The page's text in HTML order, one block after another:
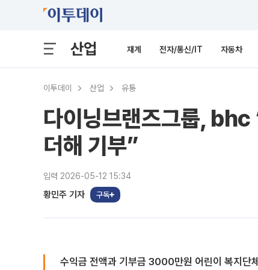
산업 재계 전자/통신/IT 자동차
이투데이 산업 유통
다이닝브랜즈그룹,
더해 기부”
입력 2026-05-12 15:34
황민주 기자 구독
수익금 전액과 기부금 3000만원 어린이 복지단